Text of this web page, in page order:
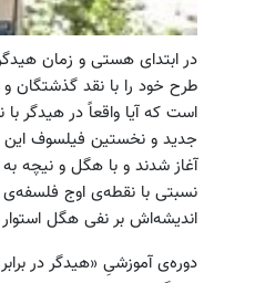
در ابتدای هستی و زمان
طرح خود را با نقد
است که آیا واقعاً در هیدگر
جدید و نخستین فیلسوف این
آغاز شدند و با هگل و نیچه
نسبتی با نقطه‌ی اوج
اندیشه‌اش بر نفی هگل
دوره‌ی آموزشیِ «هیدگر در